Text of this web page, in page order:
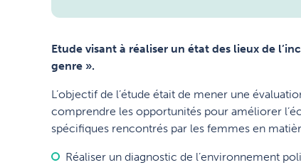
Etude visant à réaliser un état des lieux de
genre ».
L’objectif de l’étude était de mener une
comprendre les opportunités pour améliorer
spécifiques rencontrés par les femmes en
Réaliser un diagnostic de l’environnement